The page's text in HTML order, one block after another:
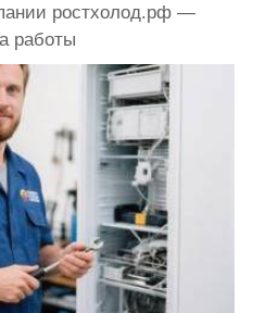
ростхолод.рф —
работы